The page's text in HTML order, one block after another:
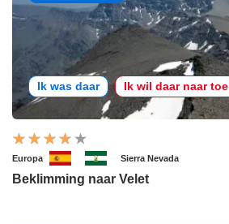
Ik was daar Ik wil daar naar toe
Europa Sierra Nevada
Beklimming naar Velet